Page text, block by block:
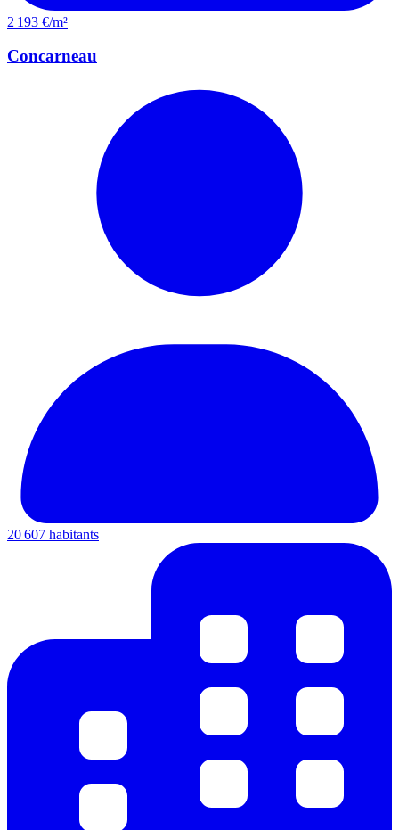
2 193 €/m²
Concarneau
20 607 habitants